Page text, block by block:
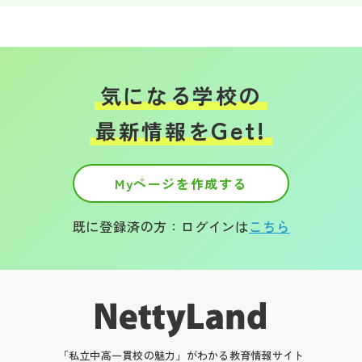
気になる学校の
最新情報をGet!
Myページを作成する
既に登録済の方：ログインはこちら
「私立中高一貫校の魅力」がわかる教育情報サイト